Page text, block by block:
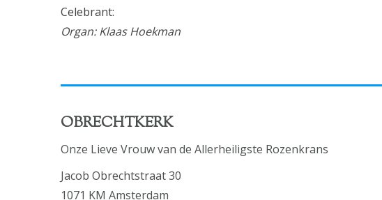
Celebrant:
Organ: Klaas Hoekman
OBRECHTKERK
Onze Lieve Vrouw van de Allerheiligste Rozenkrans
Jacob Obrechtstraat 30
1071 KM Amsterdam